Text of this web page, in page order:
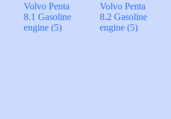
Volvo Penta
8.1 Gasoline
engine (5)
Volvo Penta
8.2 Gasoline
engine(5)